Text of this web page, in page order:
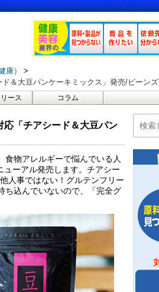
康）
＆大豆パンケーキミックス」発売/ビーンズ
ース コラム
応「チアシード＆大豆パン
物アレルギーで悩んでいる人
ーアル発売します。チアシー
人事ではない！グルテンフリー
ち込んでいないので、「完全グ